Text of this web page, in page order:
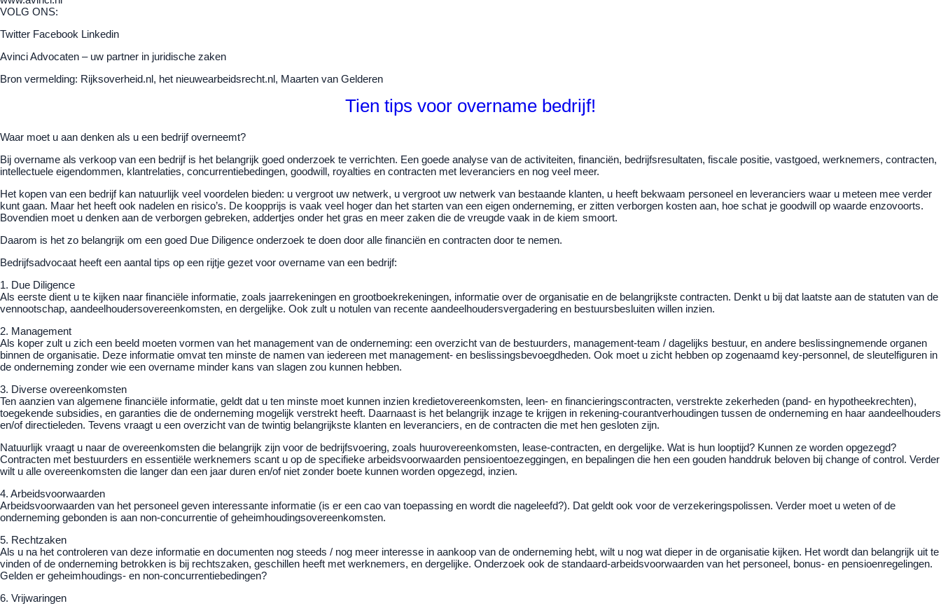
VOLG ONS:
Twitter Facebook Linkedin
Avinci Advocaten – uw partner in juridische zaken
Bron vermelding: Rijksoverheid.nl, het nieuwearbeidsrecht.nl, Maarten van Gelderen
Tien tips voor overname bedrijf!
Waar moet u aan denken als u een bedrijf overneemt?
Bij overname als verkoop van een bedrijf is het belangrijk goed onderzoek te verrichten. Een goede analyse van de activiteiten, financiën, bedrijfsresultaten, fiscale positie, vastgoed, werknemers, contracten,
intellectuele eigendommen, klantrelaties, concurrentiebedingen, goodwill, royalties en contracten met leveranciers en nog veel meer.
Het kopen van een bedrijf kan natuurlijk veel voordelen bieden: u vergroot uw netwerk, u vergroot uw netwerk van bestaande klanten, u heeft bekwaam personeel en leveranciers waar u meteen mee verder
kunt gaan. Maar het heeft ook nadelen en risico’s. De koopprijs is vaak veel hoger dan het starten van een eigen onderneming, er zitten verborgen kosten aan, hoe schat je goodwill op waarde enzovoorts.
Bovendien moet u denken aan de verborgen gebreken, addertjes onder het gras en meer zaken die de vreugde vaak in de kiem smoort.
Daarom is het zo belangrijk om een goed Due Diligence onderzoek te doen door alle financiën en contracten door te nemen.
Bedrijfsadvocaat heeft een aantal tips op een rijtje gezet voor overname van een bedrijf:
1. Due Diligence
Als eerste dient u te kijken naar financiële informatie, zoals jaarrekeningen en grootboekrekeningen, informatie over de organisatie en de belangrijkste contracten. Denkt u bij dat laatste aan de statuten van de
vennootschap, aandeelhoudersovereenkomsten, en dergelijke. Ook zult u notulen van recente aandeelhoudersvergadering en bestuursbesluiten willen inzien.
2. Management
Als koper zult u zich een beeld moeten vormen van het management van de onderneming: een overzicht van de bestuurders, management-team / dagelijks bestuur, en andere beslissingnemende organen
binnen de organisatie. Deze informatie omvat ten minste de namen van iedereen met management- en beslissingsbevoegdheden. Ook moet u zicht hebben op zogenaamd key-personnel, de sleutelfiguren in
de onderneming zonder wie een overname minder kans van slagen zou kunnen hebben.
3. Diverse overeenkomsten
Ten aanzien van algemene financiële informatie, geldt dat u ten minste moet kunnen inzien kredietovereenkomsten, leen- en financieringscontracten, verstrekte zekerheden (pand- en hypotheekrechten),
toegekende subsidies, en garanties die de onderneming mogelijk verstrekt heeft. Daarnaast is het belangrijk inzage te krijgen in rekening-courantverhoudingen tussen de onderneming en haar aandeelhouders
en/of directieleden. Tevens vraagt u een overzicht van de twintig belangrijkste klanten en leveranciers, en de contracten die met hen gesloten zijn.
Natuurlijk vraagt u naar de overeenkomsten die belangrijk zijn voor de bedrijfsvoering, zoals huurovereenkomsten, lease-contracten, en dergelijke. Wat is hun looptijd? Kunnen ze worden opgezegd?
Contracten met bestuurders en essentiële werknemers scant u op de specifieke arbeidsvoorwaarden pensioentoezeggingen, en bepalingen die hen een gouden handdruk beloven bij change of control. Verder
wilt u alle overeenkomsten die langer dan een jaar duren en/of niet zonder boete kunnen worden opgezegd, inzien.
4. Arbeidsvoorwaarden
Arbeidsvoorwaarden van het personeel geven interessante informatie (is er een cao van toepassing en wordt die nageleefd?). Dat geldt ook voor de verzekeringspolissen. Verder moet u weten of de
onderneming gebonden is aan non-concurrentie of geheimhoudingsovereenkomsten.
5. Rechtzaken
Als u na het controleren van deze informatie en documenten nog steeds / nog meer interesse in aankoop van de onderneming hebt, wilt u nog wat dieper in de organisatie kijken. Het wordt dan belangrijk uit te
vinden of de onderneming betrokken is bij rechtszaken, geschillen heeft met werknemers, en dergelijke. Onderzoek ook de standaard-arbeidsvoorwaarden van het personeel, bonus- en pensioenregelingen.
Gelden er geheimhoudings- en non-concurrentiebedingen?
6. Vrijwaringen